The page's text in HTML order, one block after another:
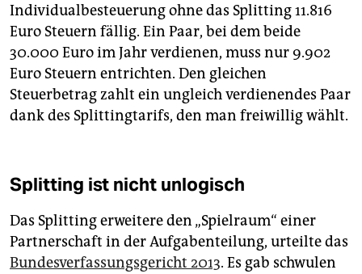
Individualbesteuerung ohne das Splitting 11.816
Euro Steuern fällig. Ein Paar, bei dem beide
30.000 Euro im Jahr verdienen, muss nur 9.902
Euro Steuern entrichten. Den gleichen
Steuerbetrag zahlt ein ungleich verdienendes Paar
dank des Splittingtarifs, den man freiwillig wählt.
Splitting ist nicht unlogisch
Das Splitting erweitere den „Spielraum“ einer
Partnerschaft in der Aufgabenteilung, urteilte das
Bundesverfassungsgericht 2013. Es gab schwulen